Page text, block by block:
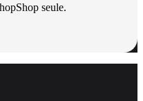
seule.